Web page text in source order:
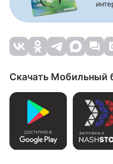
Скачать Мобильный